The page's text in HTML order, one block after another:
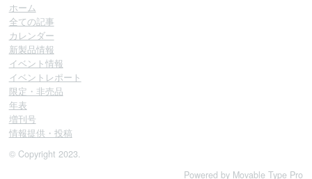
ホーム
全ての記事
カレンダー
新製品情報
イベント情報
イベントレポート
限定・非売品
年表
増刊号
情報提供・投稿
© Copyright 2023.
Powered by Movable Type Pro